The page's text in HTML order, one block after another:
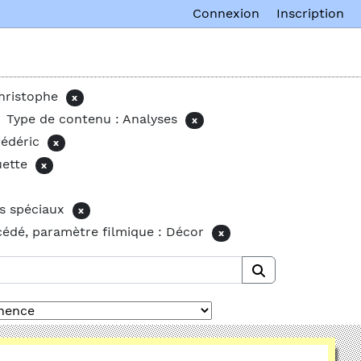
Connexion Inscription
x
Type de contenu : Analyses x
x
x
spéciaux x
paramètre filmique : Décor x